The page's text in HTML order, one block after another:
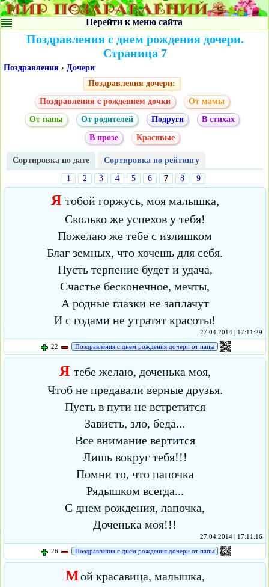
Перейти к меню сайта
Поздравления с днем рождения дочери.
Страница 7
Поздравления › Дочери
Поздравления дочери:
Поздравления с рождением дочки
От мамы
От папы
От родителей Подруги
В стихах
В прозе
Красивые
Сортировка по дате
Сортировка по рейтингу
1
2 3 4 5 6 7 8 9
Я тобой горжусь, моя малышка,
Сколько же успехов у тебя!
Пожелаю же тебе с излишком
Благ земных, что хочешь для себя.
Пусть терпение будет и удача,
Счастье бесконечное, мечты,
А родные глазки не заплачут
И с годами не утратят красоты!
27.04.2014 | 17:11:29
22
Поздравления с днем рождения дочери от папы
Я тебе желаю, доченька моя,
Чтоб не предавали верные друзья.
Пусть в пути не встретится
Зависть, зло, беда...
Все внимание вертится
Лишь вокруг тебя!!!
Помни то, что папочка
Рядышком всегда...
С днем рождения, лапочка,
Доченька моя!!!
27.04.2014 | 17:11:16
26
Поздравления с днем рождения дочери от папы
Мой красавица, малышка,